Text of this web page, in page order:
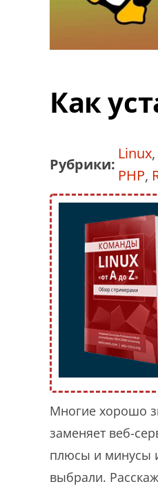
Как
Рубрики:
Linux,
PHP,
Многие хорошо
заменяет веб-
плюсы и минусы
выбрали.